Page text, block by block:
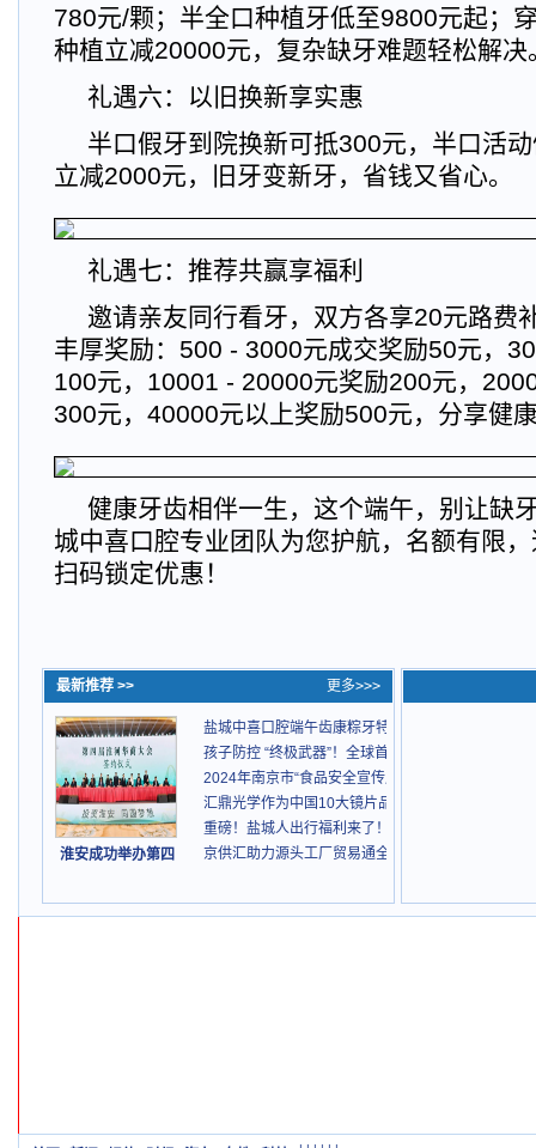
780元/颗；半全口种植牙低至9800元起；
种植立减20000元，复杂缺牙难题轻松解决
礼遇六：以旧换新享实惠
半口假牙到院换新可抵300元，半口活
立减2000元，旧牙变新牙，省钱又省心。
礼遇七：推荐共赢享福利
邀请亲友同行看牙，双方各享20元路费
丰厚奖励：500 - 3000元成交奖励50元，
100元，10001 - 20000元奖励200元，
300元，40000元以上奖励500元，分享健
健康牙齿相伴一生，这个端午，别让缺
城中喜口腔专业团队为您护航，名额有限
扫码锁定优惠！
最新推荐 >> 更多>>>
淮安成功举办第四
盐城中喜口腔端午齿康粽牙特惠季！集采福利+端午
孩子防控 “终极武器”！全球首创双盾计划，家长们
2024年南京市“食品安全宣传周”农安主题日活动成
汇鼎光学作为中国10大镜片品牌之一亮相央视《科
重磅！盐城人出行福利来了！市域交通便民快巴4月
京供汇助力源头工厂贸易通全球